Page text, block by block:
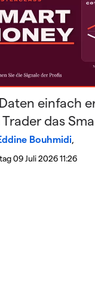
einfach
Trader das
Bouhmidi,
09 Juli 2026 11:26